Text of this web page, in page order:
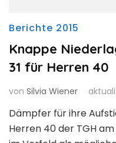
Berichte 2015
Knappe
31 für Herren 40
von Silvia Wiener
Dämpfer für ihre
Herren 40 der TGH